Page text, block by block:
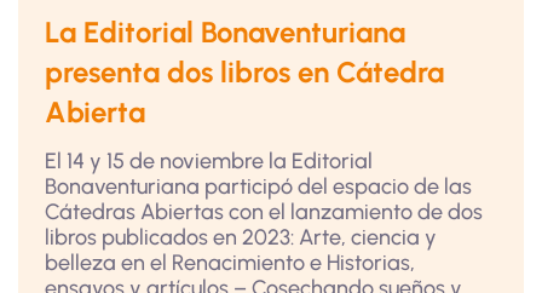
La Editorial Bonaventuriana
presenta dos libros en Cátedra
Abierta
El 14 y 15 de noviembre la Editorial
Bonaventuriana participó del espacio de las
Cátedras Abiertas con el lanzamiento de dos
libros publicados en 2023: Arte, ciencia y
belleza en el Renacimiento e Historias,